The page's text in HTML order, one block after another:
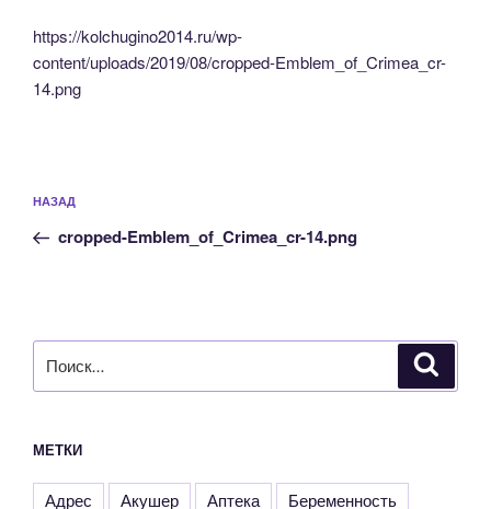
https://kolchugino2014.ru/wp-
content/uploads/2019/08/cropped-Emblem_of_Crimea_cr-
14.png
по
записям
Предыдущая
запись:
НАЗАД
cropped-Emblem_of_Crimea_cr-14.png
МЕТКИ
Адрес Акушер Аптека
Беременность